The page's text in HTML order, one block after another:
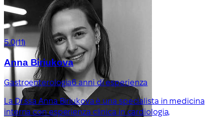
5.0(11)
Anna Biriukova
Gastroenterologia6 anni di esperienza
La Dr.ssa Anna Biriukova è una specialista in medicina
interna con esperienza clinica in cardiologia,